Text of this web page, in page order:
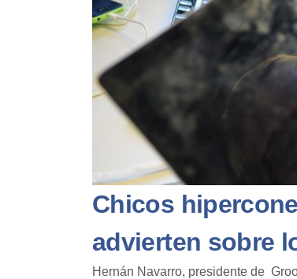
Chicos
advierten sobre
Hernán Navarro, presidente de